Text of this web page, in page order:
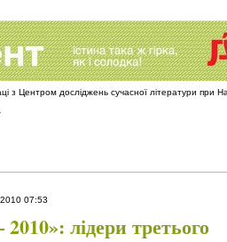
з Центром досліджень сучасної літератури при
07:53
лідери третього